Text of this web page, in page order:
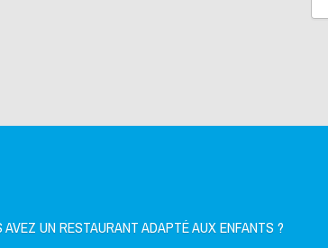
AVEZ UN RESTAURANT ADAPTÉ AUX ENFANTS ?